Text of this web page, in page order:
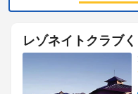
レゾネイトクラブく